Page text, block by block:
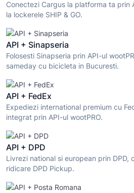
Conectezi Cargus la platforma ta prin
la lockerele SHIP & GO.
API + Sinapseria
Folosesti Sinapseria prin API-ul
sameday cu bicicleta in Bucuresti.
API + FedEx
Expediezi international premium cu
integrat prin API-ul wootPRO.
API + DPD
Livrezi national si european prin DPD,
ridicare DPD Pickup.